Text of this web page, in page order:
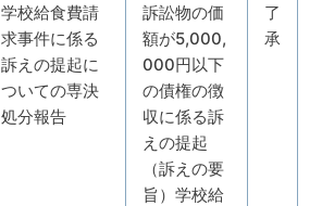
学校給食費請
求事件に係る
訴えの提起に
ついての専決
処分報告
訴訟物の価
額が5,000,
000円以下
の債権の徴
収に係る訴
えの提起
（訴えの要
旨）学校給
了
承